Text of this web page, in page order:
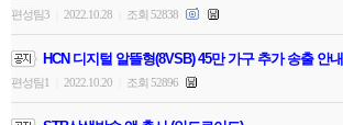
편성팀3 2022.10.28 조회 52838
HCN 디지털 알뜰형(8VSB) 45만 가구 추가 송출 안내
편성팀1
2022.10.20 조회 52896